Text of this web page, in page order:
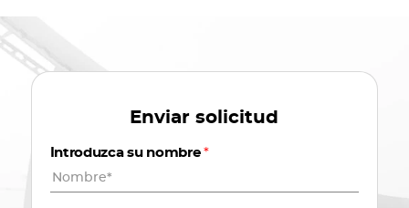
Enviar solicitud
Introduzca su nombre*